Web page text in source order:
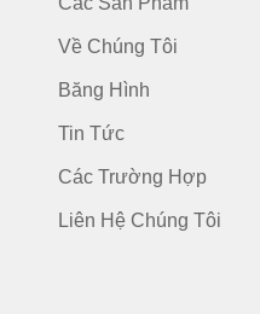
Về Chúng Tôi
Băng Hình
Tin Tức
Các Trường Hợp
Liên Hệ Chúng Tôi